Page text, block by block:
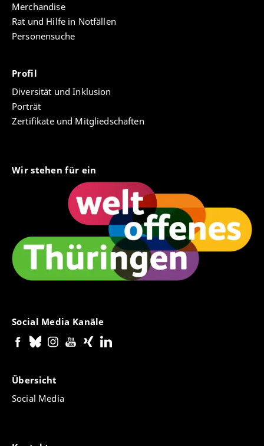
Merchandise
Rat und Hilfe in Notfällen
Personensuche
Profil
Diversität und Inklusion
Porträt
Zertifikate und Mitgliedschaften
Wir stehen für ein
Social Media Kanäle
Übersicht
Social Media